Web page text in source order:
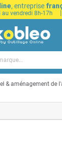
, entreprise
vendredi 8h-17h |
& aménagement de